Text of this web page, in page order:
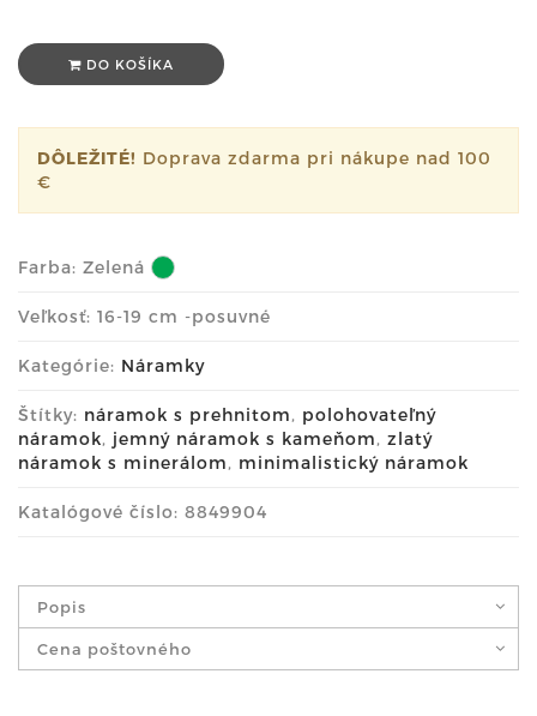
DO KOŠÍKA
DÔLEŽITÉ! Doprava zdarma pri nákupe nad 100
€
Farba: Zelená
Veľkosť: 16-19 cm -posuvné
Kategórie: Náramky
Štítky: náramok s prehnitom, polohovateľný
náramok, jemný náramok s kameňom, zlatý
náramok s minerálom, minimalistický náramok
Katalógové číslo: 8849904
Popis
Cena poštovného